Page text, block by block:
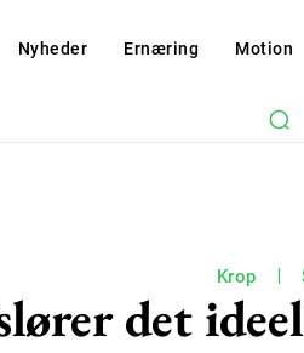
Nyheder Ernæring Motion
Krop
det